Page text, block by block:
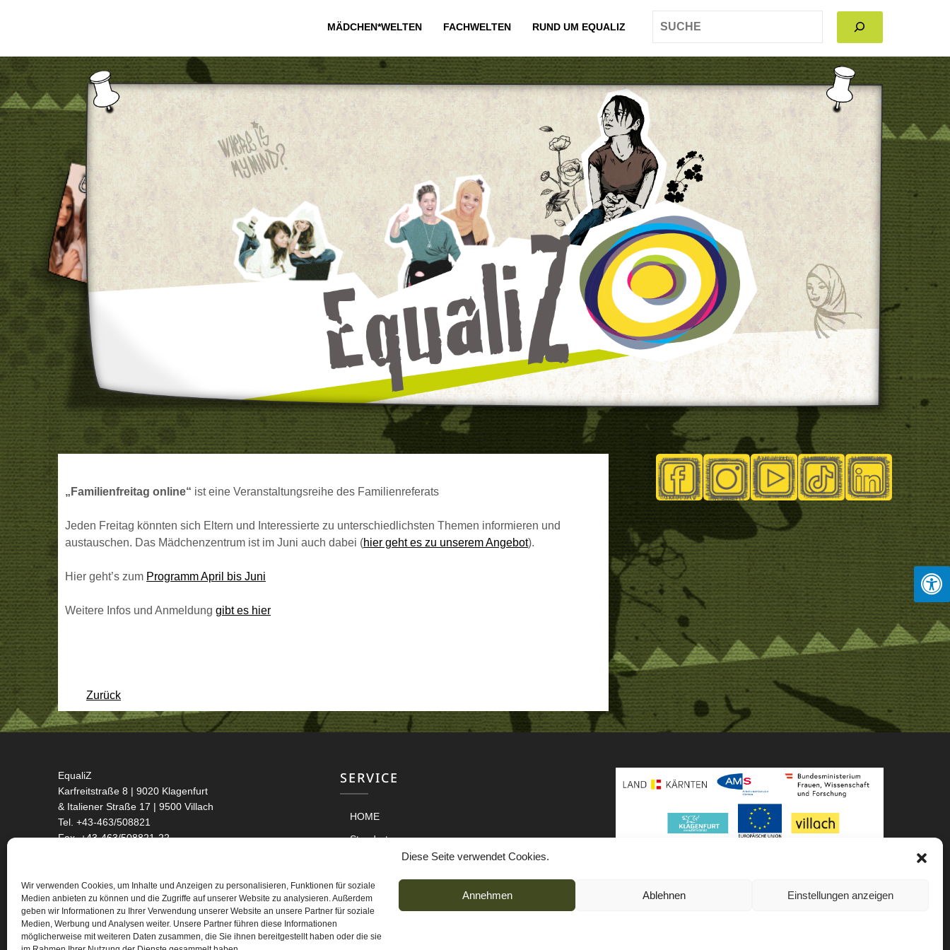
Diese Seite verwendet Cookies.
Wir verwenden Cookies, um Inhalte und Anzeigen zu personalisieren, Funktionen für soziale
Medien anbieten zu können und die Zugriffe auf unserer Website zu analysieren. Außerdem
geben wir Informationen zu Ihrer Verwendung unserer Website an unsere Partner für soziale
Medien, Werbung und Analysen weiter. Unsere Partner führen diese Informationen
möglicherweise mit weiteren Daten zusammen, die Sie ihnen bereitgestellt haben oder die sie
Annehmen Ablehnen Einstellungen anzeigen
MÄDCHEN*WELTEN FACHWELTEN RUND UM EQUALIZ
„Familienfreitag online“ ist eine Veranstaltungsreihe des Familienreferats
Jeden Freitag könnten sich Eltern und Interessierte zu unterschiedlichsten Themen informieren und
austauschen. Das Mädchenzentrum ist im Juni auch dabei (hier geht es zu unserem Angebot).
Hier geht’s zum Programm April bis Juni
Weitere Infos und Anmeldung gibt es hier
Zurück
EqualiZ
Karfreitstraße 8 | 9020 Klagenfurt
& Italiener Straße 17 | 9500 Villach
Tel. +43-463/508821
Fax. +43-463/508821-22
ÖFFNUNGSZEITEN:
Mo - Do 9 - 15 & Fr 9 - 12
Sprechstunden & Angebote
lt. Website & nach Vereinbarung
SERVICE
HOME
Standorte
Archiv
Downloads
Akkreditiert von Level Up – Erwachsenenbildung